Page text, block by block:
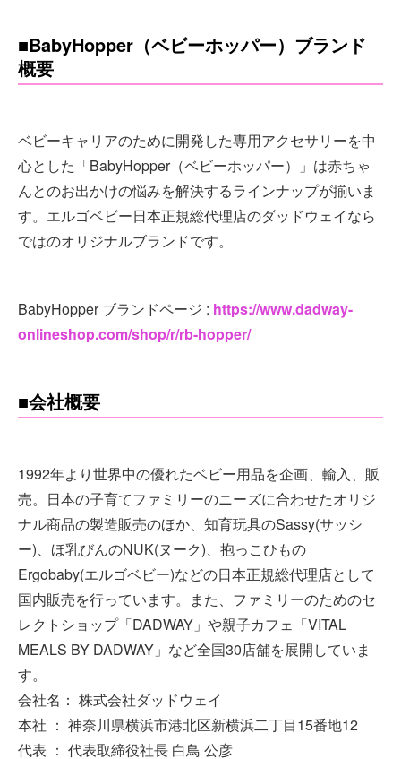
■BabyHopper（ベビーホッパー）ブランド
概要
ベビーキャリアのために開発した専用アクセサリーを中
心とした「BabyHopper（ベビーホッパー）」は赤ちゃ
んとのお出かけの悩みを解決するラインナップが揃いま
す。エルゴベビー日本正規総代理店のダッドウェイなら
ではのオリジナルブランドです。
BabyHopper ブランドページ : https://www.dadway-
onlineshop.com/shop/r/rb-hopper/
■会社概要
1992年より世界中の優れたベビー用品を企画、輸入、販
売。日本の子育てファミリーのニーズに合わせたオリジ
ナル商品の製造販売のほか、知育玩具のSassy(サッシ
ー)、ほ乳びんのNUK(ヌーク)、抱っこひもの
Ergobaby(エルゴベビー)などの日本正規総代理店として
国内販売を行っています。また、ファミリーのためのセ
レクトショップ「DADWAY」や親子カフェ「VITAL
MEALS BY DADWAY」など全国30店舗を展開していま
す。
会社名： 株式会社ダッドウェイ
本社 ： 神奈川県横浜市港北区新横浜二丁目15番地12
代表 ： 代表取締役社長 白鳥 公彦